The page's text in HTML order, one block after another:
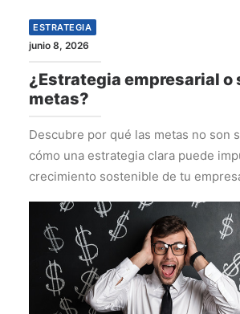
ESTRATEGIA
junio 8, 2026
¿Estrategia empresarial o
metas?
Descubre por qué las metas no son
cómo una estrategia clara puede
crecimiento sostenible de tu